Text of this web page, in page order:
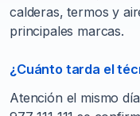
calderas, termos y
principales marcas.
¿Cuánto tarda el
Atención el mismo